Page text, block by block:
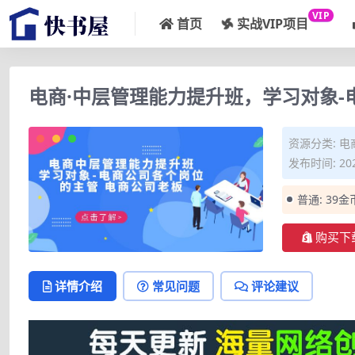
首页 实战VIP项目 VIP
电商·中层管理能力提升班，学习对象
资源分类: 电
发布时间:
普通: 39金
购买下
详情介绍 常见问题 评论建议